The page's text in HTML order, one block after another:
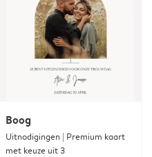
Boog
Uitnodigingen | Premium kaart
met keuze uit 3